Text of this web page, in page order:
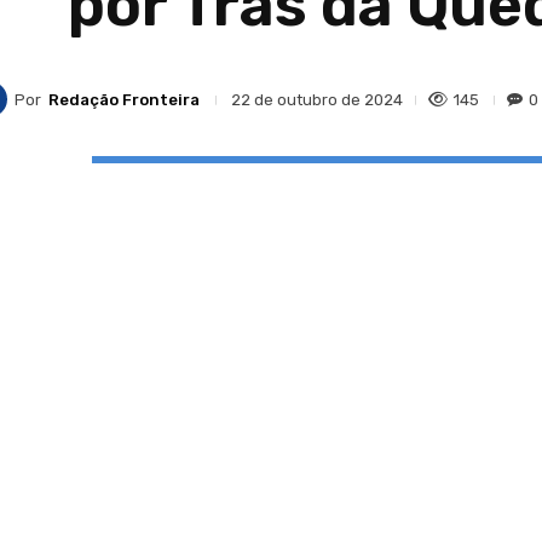
Por Redação Fronteira 22 de outubro de 2024 145 0